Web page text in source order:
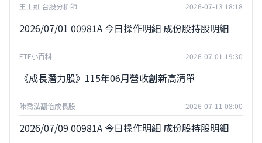
王士維 台股分析師 2026-07-13 18:18
2026/07/01 00981A 今日操作明細 成份股持股明細
ETF小百科 2026-07-01 19:30
《成長潛力股》115年06月營收創新高清單
陳喬泓翻倍成長股 2026-07-11 08:00
2026/07/09 00981A 今日操作明細 成份股持股明細